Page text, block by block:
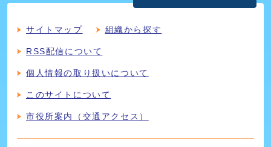
サイトマップ 組織から探す
RSS配信について
個人情報の取り扱いについて
このサイトについて
市役所案内（交通アクセス）